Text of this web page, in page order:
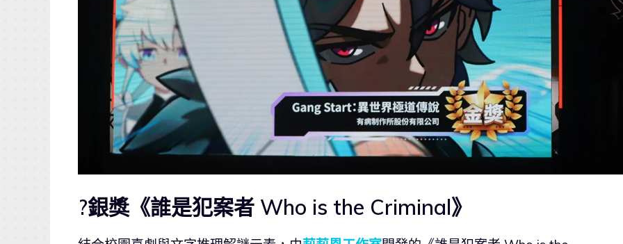
?銀獎《誰是犯案者 Who is the Criminal》